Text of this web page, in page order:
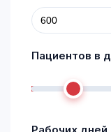
Пациентов в